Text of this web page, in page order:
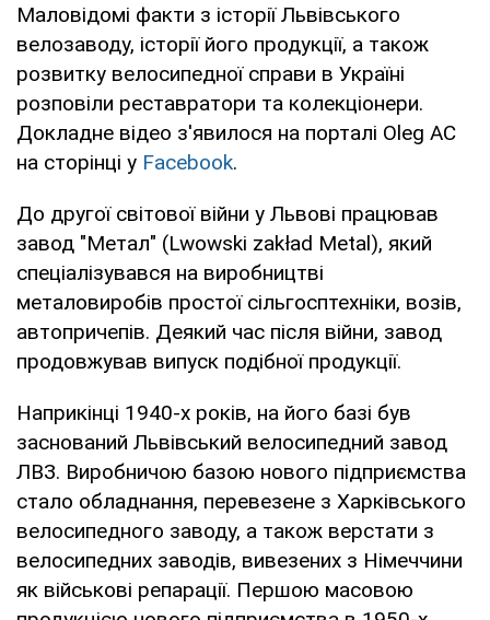
Маловідомі факти з історії Львівського
велозаводу, історії його продукції, а також
розвитку велосипедної справи в Україні
розповіли реставратори та колекціонери.
Докладне відео з'явилося на порталі Oleg AC
на сторінці у Facebook.
До другої світової війни у Львові працював
завод "Метал" (Lwowski zakład Metal), який
спеціалізувався на виробництві
металовиробів простої сільгосптехніки, возів,
автопричепів. Деякий час після війни, завод
продовжував випуск подібної продукції.
Наприкінці 1940-х років, на його базі був
заснований Львівський велосипедний завод
ЛВЗ. Виробничою базою нового підприємства
стало обладнання, перевезене з Харківського
велосипедного заводу, а також верстати з
велосипедних заводів, вивезених з Німеччини
як військові репарації. Першою масовою